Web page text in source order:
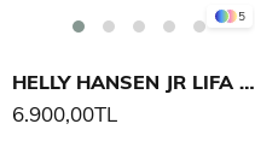
5
HELLY HANSEN JR LIFA MERINO MIDWEIGHT SET
6.900,00TL